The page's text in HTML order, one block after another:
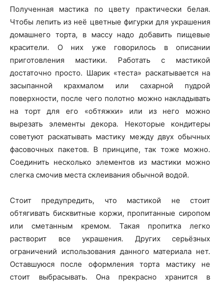
Полученная мастика по цвету практически белая.
Чтобы лепить из неё цветные фигурки для украшения
домашнего торта, в массу надо добавить пищевые
красители. О них уже говорилось в описании
приготовления мастики. Работать с мастикой
достаточно просто. Шарик «теста» раскатывается на
засыпанной крахмалом или сахарной пудрой
поверхности, после чего полотно можно накладывать
на торт для его «обтяжки» или из него можно
вырезать элементы декора. Некоторые кондитеры
советуют раскатывать мастику между двух обычных
фасовочных пакетов. В принципе, так тоже можно.
Соединить несколько элементов из мастики можно
слегка смочив места склеивания обычной водой.
Стоит предупредить, что мастикой не стоит
обтягивать бисквитные коржи, пропитанные сиропом
или сметанным кремом. Такая пропитка легко
растворит все украшения. Других серьёзных
ограничений использования данного материала нет.
Оставшуюся после оформления торта мастику не
стоит выбрасывать. Она прекрасно хранится в